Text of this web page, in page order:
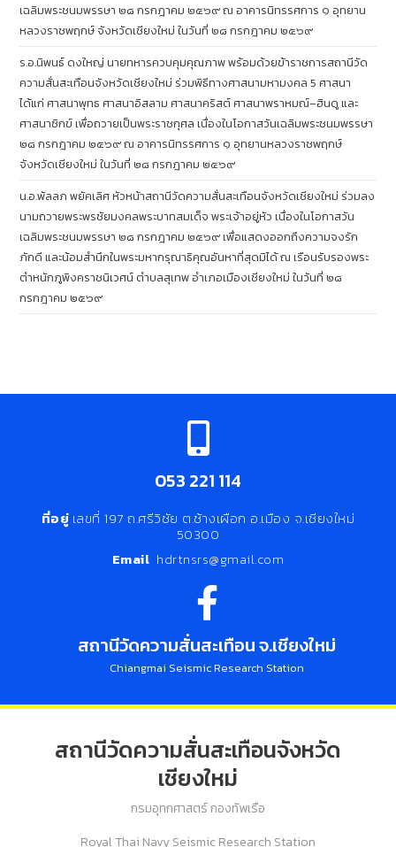
เฉลิมพระชนมพรรษา ๒๘ กรกฎาคม ๒๕๖๙ ณ อาคารนิทรรศการ ๑ อุทยาน
หลวงราชพฤกษ์ จังหวัดเชียงใหม่ ในวันที่ ๒๘ กรกฎาคม ๒๕๖๙
ร.อ.นิพนธ์ ดงใหญ่ นายทหารควบคุมคุณภาพ พร้อมด้วยข้าราชการสถานีวัด
ความสั่นสะเทือนจังหวัดเชียงใหม่ ร่วมพิธีทางศาสนามหามงคล 5 ศาสนา
ได้แก่ ศาสนาพุทธ ศาสนาอิสลาม ศาสนาคริสต์ ศาสนาพราหมณ์–ฮินดู และ
ศาสนาซิกข์ เพื่อถวายเป็นพระราชกุศล เนื่องในโอกาสวันเฉลิมพระชนมพรรษา
๒๘ กรกฎาคม ๒๕๖๙ ณ อาคารนิทรรศการ ๑ อุทยานหลวงราชพฤกษ์
จังหวัดเชียงใหม่ ในวันที่ ๒๘ กรกฎาคม ๒๕๖๙
น.อ.พัลลภ พยัคเลิศ หัวหน้าสถานีวัดความสั่นสะเทือนจังหวัดเชียงใหม่ ร่วมลง
นามถวายพระพรชัยมงคลพระบาทสมเด็จ พระเจ้าอยู่หัว เนื่องในโอกาสวัน
เฉลิมพระชนมพรรษา ๒๘ กรกฎาคม ๒๕๖๙ เพื่อแสดงออกถึงความจงรัก
ภักดี และน้อมสำนึกในพระมหากรุณาธิคุณอันหาที่สุดมิได้ ณ เรือนรับรองพระ
ตำหนักภูพิงคราชนิเวศน์ ตำบลสุเทพ อำเภอเมืองเชียงใหม่ ในวันที่ ๒๘
กรกฎาคม ๒๕๖๙
053 221 114
ที่อยู่ เลขที่ 197 ถ.ศรีวิชัย ต.ช้างเผือก อ.เมือง จ.เชียงใหม่
50300
Email hdrtnsrs@gmail.com
สถานีวัดความสั่นสะเทือน จ.เชียงใหม่
Chiangmai Seismic Research Station
สถานีวัดความสั่นสะเทือนจังหวัด
เชียงใหม่
กรมอุทกศาสตร์ กองทัพเรือ
Royal Thai Navy Seismic Research Station